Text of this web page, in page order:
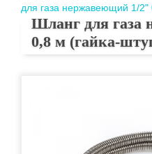
для газа нержавеющий 1/2"
Шланг для газа
0,8 м (гайка-